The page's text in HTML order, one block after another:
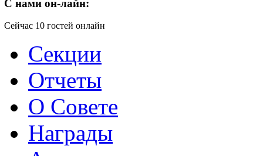
C нами он-лайн:
Сейчас 10 гостей онлайн
Секции
Отчеты
О Совете
Награды